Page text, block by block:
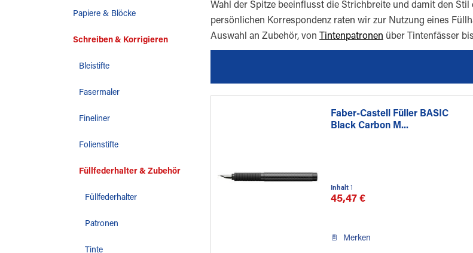
Papiere & Blöcke
Schreiben & Korrigieren
Bleistifte
Fasermaler
Fineliner
Folienstifte
Füllfederhalter & Zubehör
Füllfederhalter
Patronen
Tinte
Wahl der Spitze beeinflusst die Strichbreite und damit den
persönlichen Korrespondenz raten wir zur Nutzung eines
Auswahl an Zubehör, von
Tintenpatronen über Tintenfässer
Faber-Castell Füller BASIC
Black Carbon M...
Inhalt 1
45,47 €
Merken